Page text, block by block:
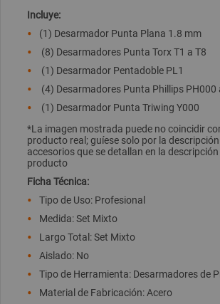
Incluye:
(1) Desarmador Punta Plana 1.8 mm
(8) Desarmadores Punta Torx T1 a T8
(1) Desarmador Pentadoble PL1
(4) Desarmadores Punta Phillips PH000
(1) Desarmador Punta Triwing Y000
*La imagen mostrada puede no coincidir
producto real; guíese solo por la
accesorios que se detallan en la descripción
producto
Ficha Técnica:
Tipo de Uso: Profesional
Medida: Set Mixto
Largo Total: Set Mixto
Aislado: No
Tipo de Herramienta: Desarmadores de
Material de Fabricación: Acero